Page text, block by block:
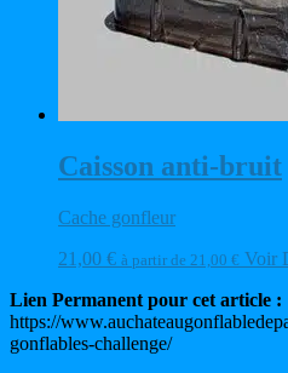
Caisson anti-bruit
Cache gonfleur
21,00 € à partir de 21,00 € Voir
Lien Permanent pour cet article :
https://
gonflables-challenge/